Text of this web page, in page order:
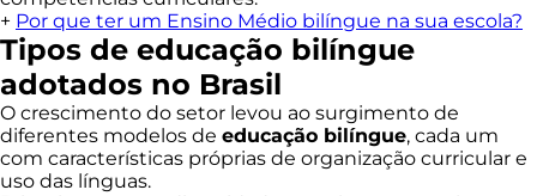
+ Por que ter um Ensino Médio bilíngue na sua escola?
Tipos de educação bilíngue
adotados no Brasil
O crescimento do setor levou ao surgimento de
diferentes modelos de educação bilíngue, cada um
com características próprias de organização curricular e
uso das línguas.